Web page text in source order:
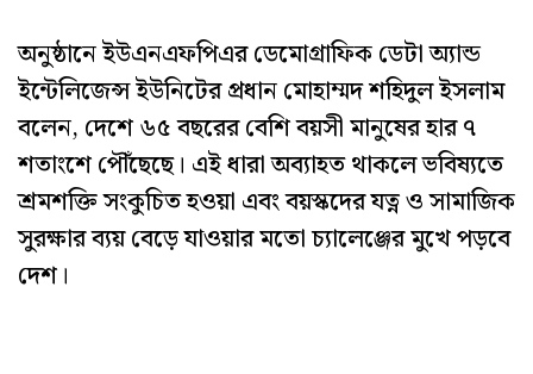
অনুষ্ঠানে ইউএনএফপিএর ডেমোগ্রাফিক ডেটা অ্যান্ড
ইন্টেলিজেন্স ইউনিটের প্রধান মোহাম্মদ শহিদুল ইসলাম
বলেন, দেশে ৬৫ বছরের বেশি বয়সী মানুষের হার ৭
শতাংশে পৌঁছেছে। এই ধারা অব্যাহত থাকলে ভবিষ্যতে
শ্রমশক্তি সংকুচিত হওয়া এবং বয়স্কদের যত্ন ও সামাজিক
সুরক্ষার ব্যয় বেড়ে যাওয়ার মতো চ্যালেঞ্জের মুখে পড়বে
দেশ।